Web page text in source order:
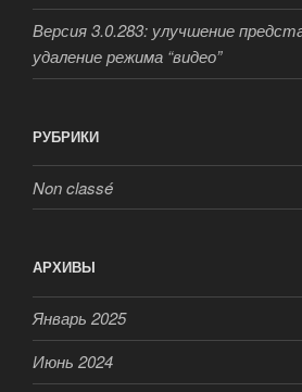
Версия 3.0.283: улучшение
удаление режима “видео”
РУБРИКИ
Non classé
АРХИВЫ
Январь 2025
Июнь 2024